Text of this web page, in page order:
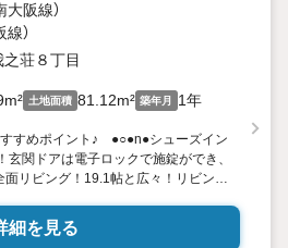
大阪線）
）
荘８丁目
土地面積 81.12m² 築年月 1年
すめポイント♪ ●○●n●シューズイン
玄関ドアは電子ロックで施錠ができ、
リビング！19.1帖と広々！リビング
ッチン！便利な食洗機付き♪キッチン横
います！n●2階水回りのお家！洗濯機
細を見る